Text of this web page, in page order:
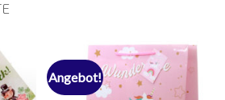
Angebot!